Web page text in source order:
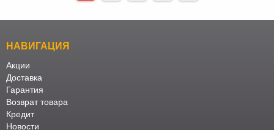
НАВИГАЦИЯ
Акции
Доставка
Гарантия
Возврат товара
Кредит
Новости